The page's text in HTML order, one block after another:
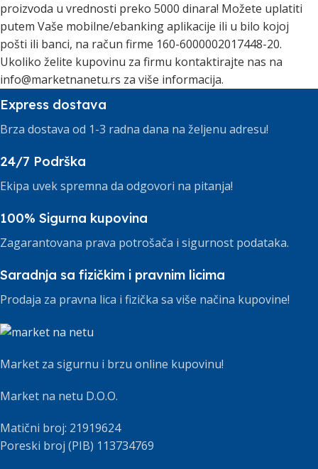
proizvoda u vrednosti preko 5000 dinara! Možete uplatiti
putem Vaše mobilne/ebanking aplikacije ili u bilo kojoj
pošti ili banci, na račun firme 160-6000002017448-20.
Ukoliko želite kupovinu za firmu kontaktirajte nas na
info@marketnanetu.rs za više informacija.
Express dostava
Brza dostava od 1-3 radna dana na željenu adresu!
24/7 Podrška
Ekipa uvek spremna da odgovori na pitanja!
100% Sigurna kupovina
Zagarantovana prava potrošača i sigurnost podataka.
Saradnja sa fizičkim i pravnim licima
Prodaja za pravna lica i fizička sa više načina kupovine!
Market za sigurnu i brzu online kupovinu!
Market na netu D.O.O.
Matični broj: 21919624
Poreski broj (PIB) 113734769